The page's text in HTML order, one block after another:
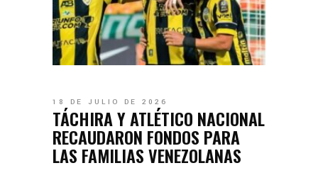
18 DE JULIO DE 2026
TÁCHIRA Y ATLÉTICO NACIONAL
RECAUDARON FONDOS PARA
LAS FAMILIAS VENEZOLANAS